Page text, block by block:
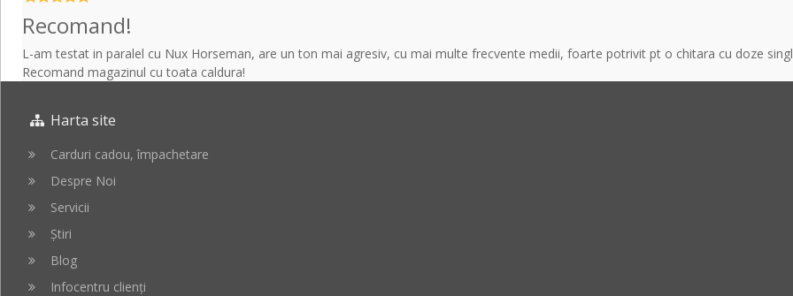
Recomand!
L-am testat in paralel cu Nux Horseman, are un ton mai agresiv, cu mai multe frecvente medii, foarte potrivit pt o chitara cu doze
Recomand magazinul cu toata caldura!
Harta site
Carduri cadou, împachetare
Despre Noi
Servicii
Știri
Blog
Infocentru clienți